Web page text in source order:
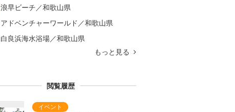
浪早ビーチ／和歌山県
アドベンチャーワールド／和歌山県
白良浜海水浴場／和歌山県
もっと見る
閲覧履歴